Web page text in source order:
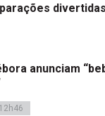
anunciam
12h46